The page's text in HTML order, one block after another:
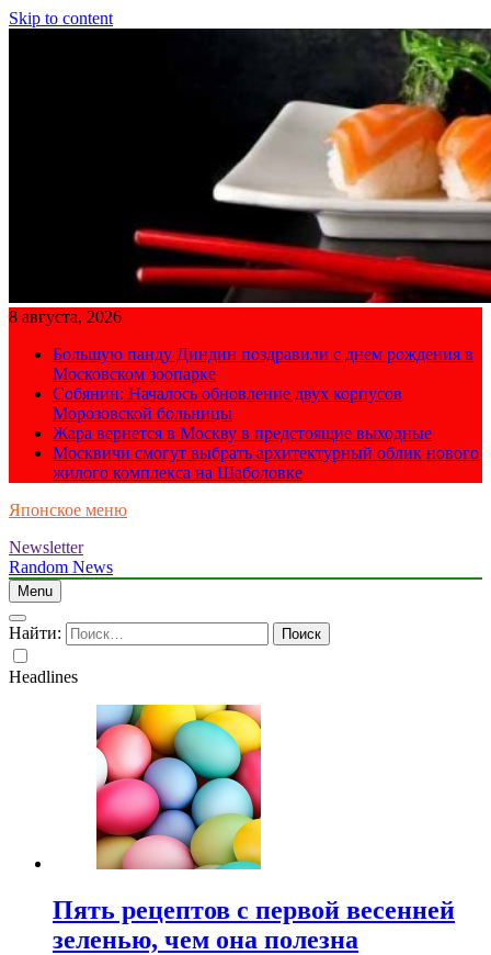
Skip to content
8 августа, 2026
Большую панду Диндин поздравили с днем рождения в
Московском зоопарке
Собянин: Началось обновление двух корпусов
Морозовской больницы
Жара вернется в Москву в предстоящие выходные
Москвичи смогут выбрать архитектурный облик нового
жилого комплекса на Шаболовке
Японское меню
Newsletter
Random News
Menu
Найти:
Headlines
Пять рецептов с первой весенней
зеленью, чем она полезна